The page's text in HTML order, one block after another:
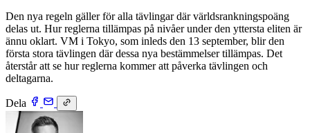
Den nya regeln gäller för alla tävlingar där världsrankningspoäng
delas ut. Hur reglerna tillämpas på nivåer under den yttersta eliten är
ännu oklart. VM i Tokyo, som inleds den 13 september, blir den
första stora tävlingen där dessa nya bestämmelser tillämpas. Det
återstår att se hur reglerna kommer att påverka tävlingen och
deltagarna.
Dela